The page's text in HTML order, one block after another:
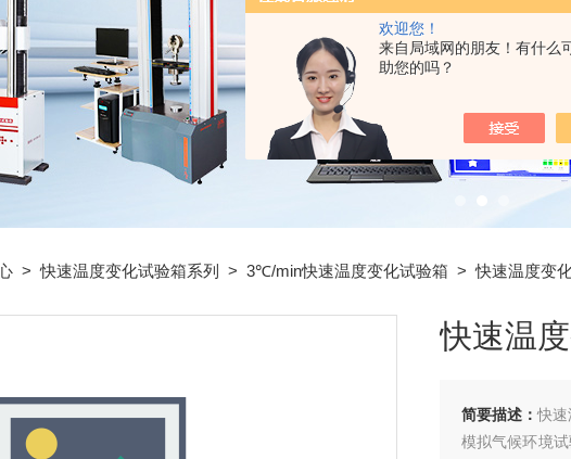
欢迎您！
来自局域网的朋友！有什么
助您的吗？
>快速温度变化试验箱系列 > 3℃/min快速温度变化试验箱 > 快速温度变
快速温
简要描述：快
模拟气候环境